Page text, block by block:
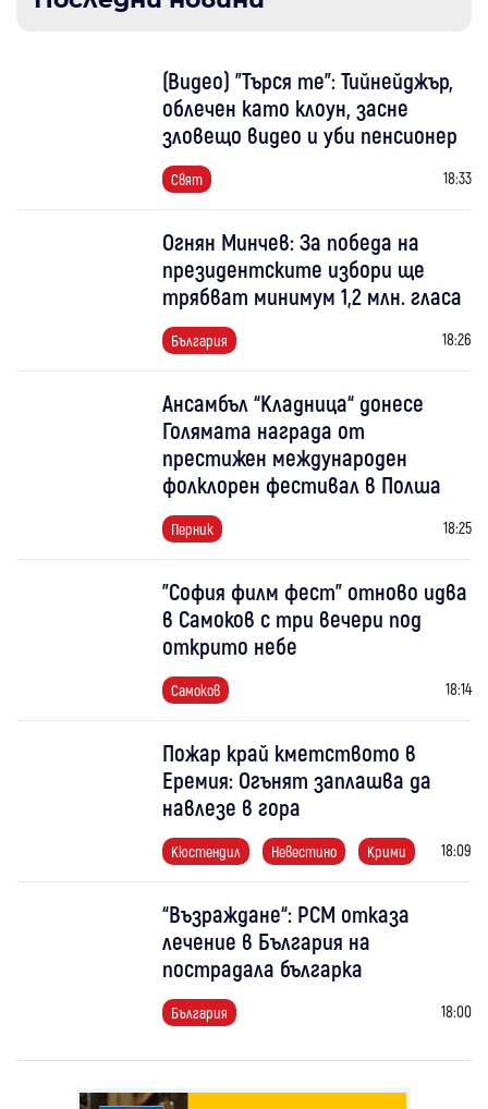
(Видео) "Търся те": Тийнейджър,
облечен като клоун, засне
зловещо видео и уби пенсионер
Свят 18:33
Огнян Минчев: За победа на
президентските избори ще
трябват минимум 1,2 млн. гласа
България 18:26
Ансамбъл “Кладница“ донесе
Голямата награда от
престижен международен
фолклорен фестивал в Полша
Перник 18:25
"София филм фест" отново идва
в Самоков с три вечери под
открито небе
Самоков 18:14
Пожар край кметството в
Еремия: Огънят заплашва да
навлезе в гора
Кюстендил Невестино Крими 18:09
“Възраждане“: РСМ отказа
лечение в България на
пострадала българка
България 18:00